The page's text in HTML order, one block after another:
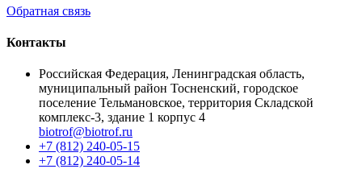
Обратная связь
Контакты
Российская Федерация, Ленинградская область,
муниципальный район Тосненский, городское
поселение Тельмановское, территория Складской
комплекс-3, здание 1 корпус 4
biotrof@biotrof.ru
+7 (812) 240-05-15
+7 (812) 240-05-14